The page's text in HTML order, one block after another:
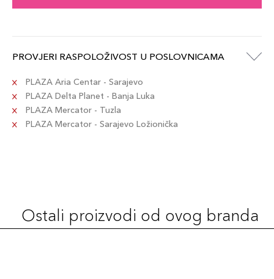
PROVJERI RASPOLOŽIVOST U POSLOVNICAMA
PLAZA Aria Centar - Sarajevo
PLAZA Delta Planet - Banja Luka
PLAZA Mercator - Tuzla
PLAZA Mercator - Sarajevo Ložionička
Ostali proizvodi od ovog branda